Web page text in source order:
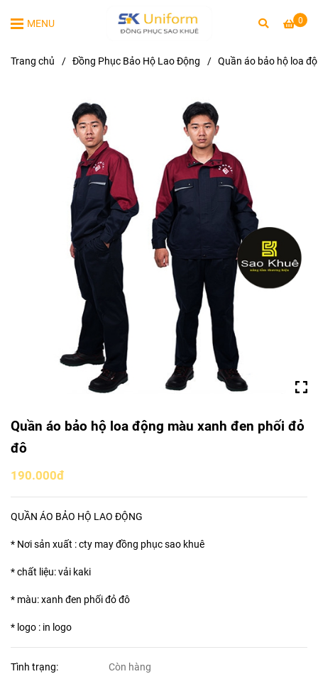
0
MENU
Trang chủ / Đồng Phục Bảo Hộ Lao Động / Quần áo bảo hộ loa
Quần áo bảo hộ loa động màu xanh đen phối đỏ
đô
190.000đ
QUẦN ÁO BẢO HỘ LAO ĐỘNG
* Nơi sản xuất : cty may đồng phục sao khuê
* chất liệu: vải kaki
* màu: xanh đen phối đỏ đô
* logo : in logo
Tình trạng: Còn hàng